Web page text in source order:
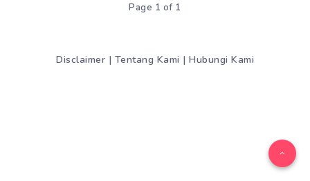
Page 1 of 1
Disclaimer | Tentang Kami | Hubungi Kami